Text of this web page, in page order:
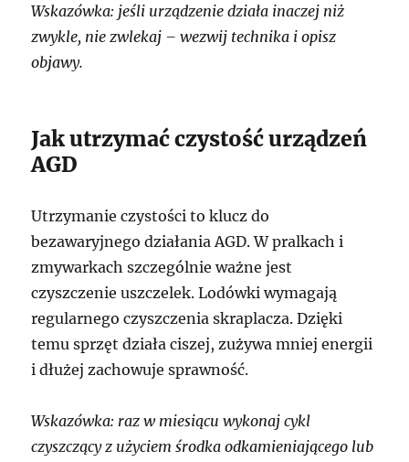
Wskazówka: jeśli urządzenie działa inaczej niż
zwykle, nie zwlekaj – wezwij technika i opisz
objawy.
Jak utrzymać czystość urządzeń
AGD
Utrzymanie czystości to klucz do
bezawaryjnego działania AGD. W pralkach i
zmywarkach szczególnie ważne jest
czyszczenie uszczelek. Lodówki wymagają
regularnego czyszczenia skraplacza. Dzięki
temu sprzęt działa ciszej, zużywa mniej energii
i dłużej zachowuje sprawność.
Wskazówka: raz w miesiącu wykonaj cykl
czyszczący z użyciem środka odkamieniającego lub